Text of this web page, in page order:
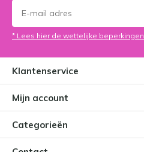
* Lees hier de wettelijke beperkingen
Klantenservice
Mijn account
Categorieën